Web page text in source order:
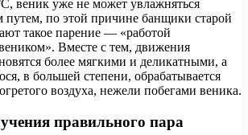
веник уже не может увлажняться
путем, по этой причине банщики старой
такое парение — «работой
Вместе с тем, движения
более мягкими и деликатными, а
в большей степени, обрабатывается
воздуха, нежели побегами веника.
правильного пара